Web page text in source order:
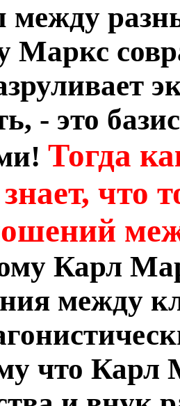
между
Маркс
- это
Тогда
что
Карл
между
что Карл